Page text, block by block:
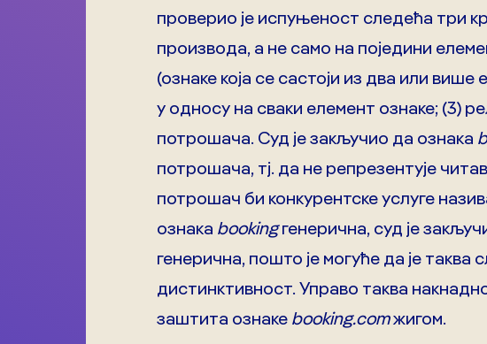
проверио је испуњеност следећа три
производа, а не само на поједини
(ознаке која се састоји из два или
у односу на сваки елемент ознаке; (3)
потрошача. Суд је закључио да ознака
потрошача, тј. да не репрезентује
потрошач би конкурентске услуге
ознака bookingгенерична, суд је
генерична, пошто је могуће да је
дистинктивност. Управо таква
заштита ознаке booking.comжигом.